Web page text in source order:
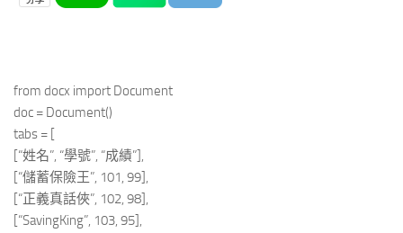
from docx import Document
doc = Document()
tabs = [
[“姓名”, “學號”, “成績”],
[“儲蓄保險王”, 101, 99],
[“正義真話俠”, 102, 98],
[“SavingKing”, 103, 95],